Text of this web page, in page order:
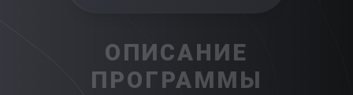
ОПИСАНИЕ
ПРОГРАММЫ